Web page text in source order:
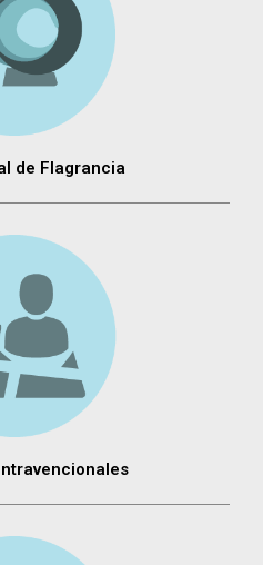
de Flagrancia